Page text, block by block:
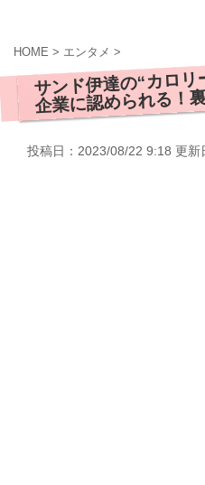
HOME > エンタメ >
サンド伊達の“カロ
企業に認められる！
投稿日：2023/08/22 9:18 更新